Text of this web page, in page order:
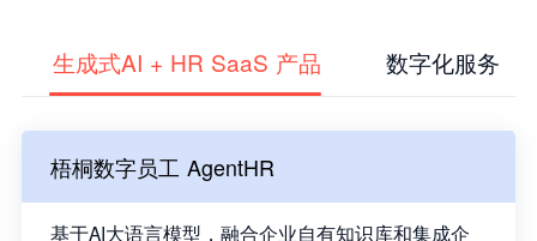
生成式AI + HR SaaS 产品 数字化服务
梧桐数字员工 AgentHR
基于AI大语言模型，融合企业自有知识库和集成企